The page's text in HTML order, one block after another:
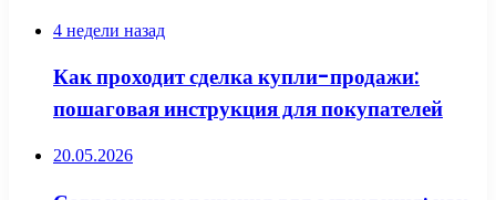
4 недели назад
Как проходит сделка купли-продажи:
пошаговая инструкция для покупателей
20.05.2026